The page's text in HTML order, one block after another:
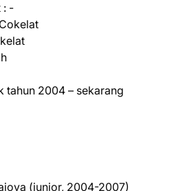
: -
tahun 2004 – sekarang
(junior, 2004-2007)